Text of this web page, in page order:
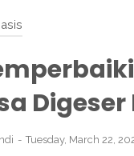
Digeser
Tuesday, March 22,